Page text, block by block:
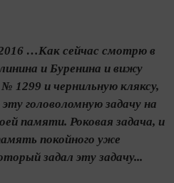
…Как сейчас смотрю в
и Буренина и вижу
1299 и чернильную кляксу,
головоломную задачу на
памяти. Роковая задача, и
покойного уже
задал эту задачу...